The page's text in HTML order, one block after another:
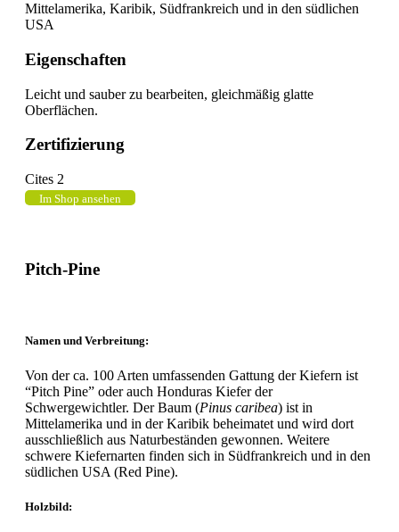
Mittelamerika, Karibik, Südfrankreich und in den südlichen
USA
Eigenschaften
Leicht und sauber zu bearbeiten, gleichmäßig glatte
Oberflächen.
Zertifizierung
Cites 2
Im Shop ansehen
Pitch-Pine
Namen und Verbreitung:
Von der ca. 100 Arten umfassenden Gattung der Kiefern ist
“Pitch Pine” oder auch Honduras Kiefer der
Schwergewichtler. Der Baum (Pinus caribea) ist in
Mittelamerika und in der Karibik beheimatet und wird dort
ausschließlich aus Naturbeständen gewonnen. Weitere
schwere Kiefernarten finden sich in Südfrankreich und in den
südlichen USA (Red Pine).
Holzbild: